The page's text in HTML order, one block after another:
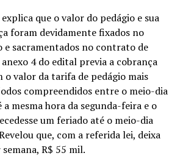
que o valor do pedágio e sua
foram devidamente fixados no
e sacramentados no contrato de
anexo 4 do edital previa a cobrança
o valor da tarifa de pedágio mais
compreendidos entre o meio-dia
mesma hora da segunda-feira e o
um feriado até o meio-dia
que, com a referida lei, deixa
R$ 55 mil.